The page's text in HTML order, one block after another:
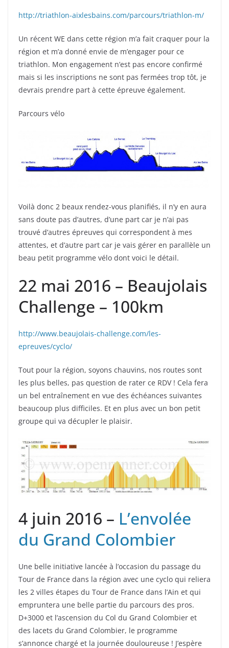
http://triathlon-aixlesbains.com/parcours/triathlon-m/
Un récent WE dans cette région m’a fait craquer pour la
région et m’a donné envie de m’engager pour ce
triathlon. Mon engagement n’est pas encore confirmé
mais si les inscriptions ne sont pas fermées trop tôt, je
devrais prendre part à cette épreuve également.
Parcours vélo
Voilà donc 2 beaux rendez-vous planifiés, il n’y en aura
sans doute pas d’autres, d’une part car je n’ai pas
trouvé d’autres épreuves qui correspondent à mes
attentes, et d’autre part car je vais gérer en parallèle un
beau petit programme vélo dont voici le détail.
22 mai 2016 – Beaujolais
Challenge – 100km
http://www.beaujolais-challenge.com/les-
epreuves/cyclo/
Tout pour la région, soyons chauvins, nos routes sont
les plus belles, pas question de rater ce RDV ! Cela fera
un bel entraînement en vue des échéances suivantes
beaucoup plus difficiles. Et en plus avec un bon petit
groupe qui va décupler le plaisir.
4 juin 2016 – L’envolée
du Grand Colombier
Une belle initiative lancée à l’occasion du passage du
Tour de France dans la région avec une cyclo qui reliera
les 2 villes étapes du Tour de France dans l’Ain et qui
empruntera une belle partie du parcours des pros.
D+3000 et l’ascension du Col du Grand Colombier et
des lacets du Grand Colombier, le programme
s’annonce chargé et la journée douloureuse ! J’espère